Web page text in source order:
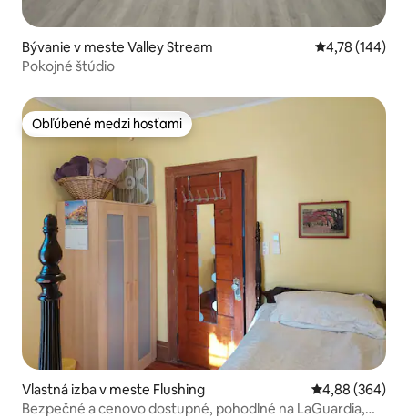
Bývanie v meste Valley Stream Priemerné
4,78 (144)
Pokojné štúdio
Obľúbené medzi hosťami
Obľúbené medzi hosťami
Vlastná izba v meste Flushing Priemerné
4,88 (364)
Bezpečné a cenovo dostupné, pohodlné na LaGuardia,